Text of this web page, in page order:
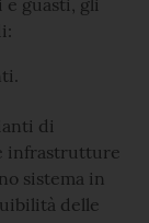
di
infrastrutture
sistema in
delle